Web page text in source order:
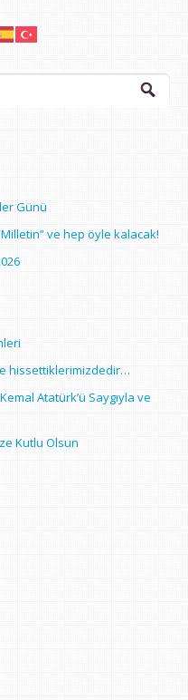
Günü
ve hep öyle kalacak!
hissettiklerimizdedir…
Atatürk’ü Saygıyla ve
Kutlu Olsun